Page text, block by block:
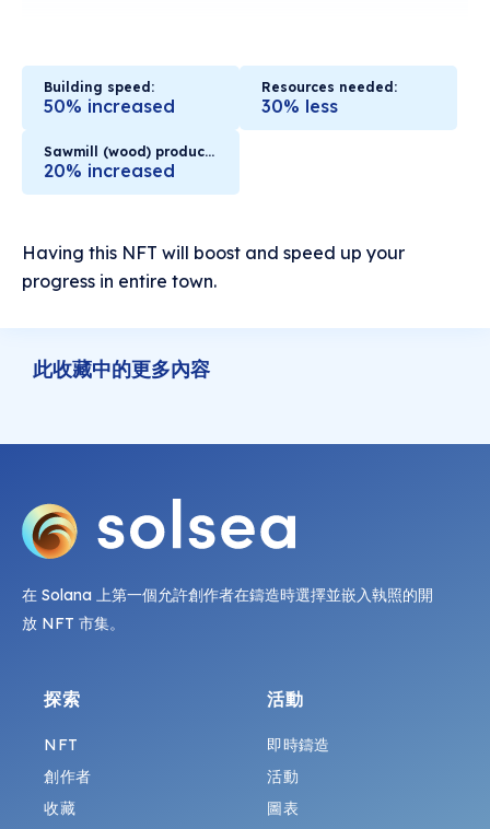
Building speed:
50% increased
Resources needed:
30% less
Sawmill (wood) production:
20% increased
Having this NFT will boost and speed up your
progress in entire town.
此收藏中的更多內容
在 Solana 上第一個允許創作者在鑄造時選擇並嵌入執照的開
放 NFT 市集。
探索
NFT
創作者
收藏
活動
即時鑄造
活動
圖表